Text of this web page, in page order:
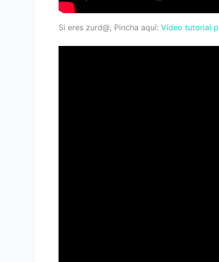
Si eres zurd@, Pincha aquí: Vídeo tutorial